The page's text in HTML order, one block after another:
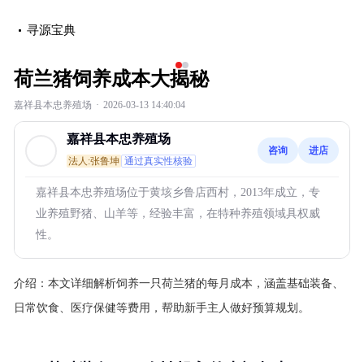
寻源宝典
荷兰猪饲养成本大揭秘
嘉祥县本忠养殖场 · 2026-03-13 14:40:04
嘉祥县本忠养殖场
法人:张鲁坤 通过真实性核验
咨询 进店
嘉祥县本忠养殖场位于黄垓乡鲁店西村，2013年成立，专
业养殖野猪、山羊等，经验丰富，在特种养殖领域具权威
性。
介绍： 本文详细解析饲养一只荷兰猪的每月成本，涵盖基础装备、
日常饮食、医疗保健等费用，帮助新手主人做好预算规划。